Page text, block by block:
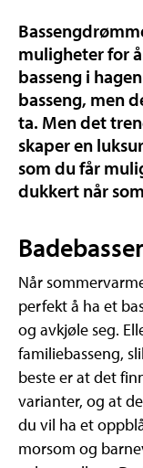
muligheter for
basseng i
basseng, men
ta. Men det
skaper en
som du får
dukkert når
Når
perfekt å ha et
og avkjøle seg.
familiebasseng,
beste er at det
varianter, og at
du vil ha et
morsom og